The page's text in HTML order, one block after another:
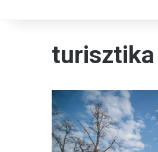
turisztika